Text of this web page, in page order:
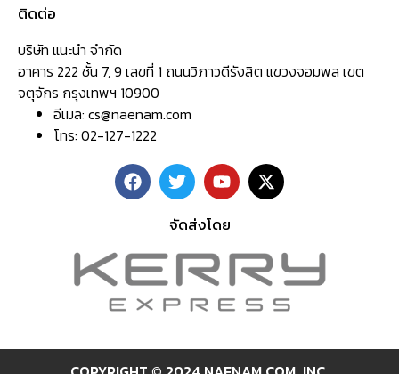
ติดต่อ
บริษัท แนะนำ จำกัด
อาคาร 222 ชั้น 7, 9 เลขที่ 1 ถนนวิภาวดีรังสิต แขวงจอมพล เขต
จตุจักร กรุงเทพฯ 10900
อีเมล: cs@naenam.com
โทร: 02-127-1222
จัดส่งโดย